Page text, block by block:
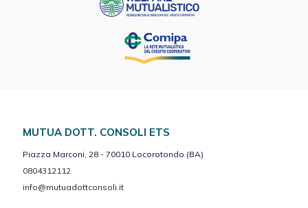
MUTUA DOTT. CONSOLI ETS
Piazza Marconi, 28 - 70010 Locorotondo (BA)
0804312112
info@mutuadottconsoli.it